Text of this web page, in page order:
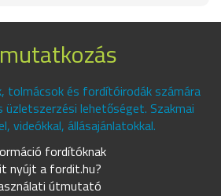
tolmácsok és fordítóirodák számára
üzletszerzési lehetőséget. Szakmai
videókkal, állásajánlatokkal.
fordítóknak
nyújt a fordit.hu?
útmutató